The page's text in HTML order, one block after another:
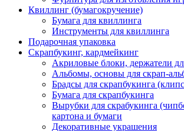
Квиллинг (бумагокручение)
Бумага для квиллинга
Инструменты для квиллинга
Подарочная упаковка
Скрапбукинг, кардмейкинг
Акриловые блоки, держатели
Альбомы, основы для скрап-
Брадсы для скрапбукинга
Бумага для скрапбукинга
Вырубки для скрабукинга
картона и бумаги
Декоративные украшения